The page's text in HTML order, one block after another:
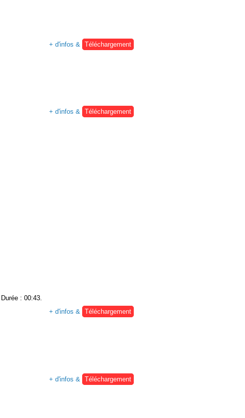
+ d'infos &
Téléchargement
+ d'infos & Téléchargement
: 00:43.
+ d'infos & Téléchargement
+ d'infos & Téléchargement